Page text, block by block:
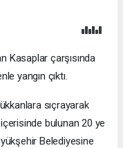
Kasaplar çarşısında
yangın çıktı.
sıçrayarak
bulunan 20 ye
Belediyesine